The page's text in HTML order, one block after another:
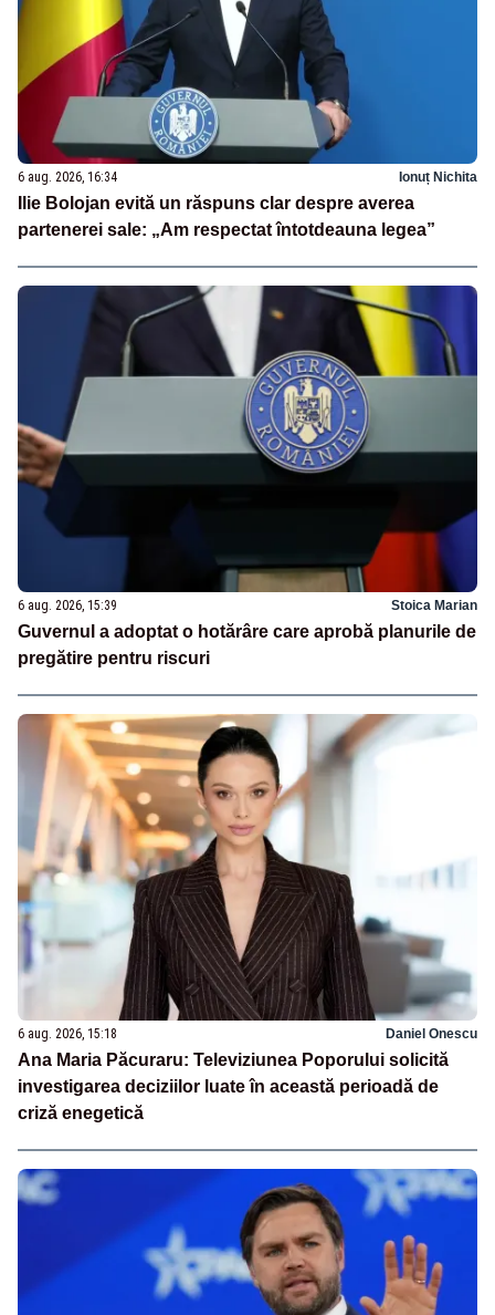
6 aug. 2026, 16:34 Ionuț Nichita
Ilie Bolojan evită un răspuns clar despre averea
partenerei sale: „Am respectat întotdeauna legea”
6 aug. 2026, 15:39 Stoica Marian
Guvernul a adoptat o hotărâre care aprobă planurile de
pregătire pentru riscuri
6 aug. 2026, 15:18 Daniel Onescu
Ana Maria Păcuraru: Televiziunea Poporului solicită
investigarea deciziilor luate în această perioadă de
criză enegetică